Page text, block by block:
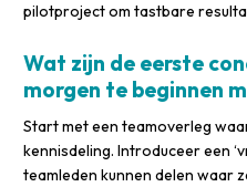
pilotproject om tastbare
Wat zijn de eerste
morgen te beginnen
Start met een teamoverleg
kennisdeling. Introduceer een
teamleden kunnen delen waar